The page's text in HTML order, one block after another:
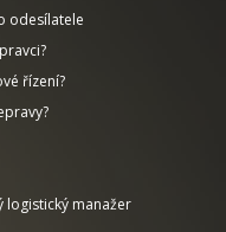
odesílatele
řízení?
logistický manažer